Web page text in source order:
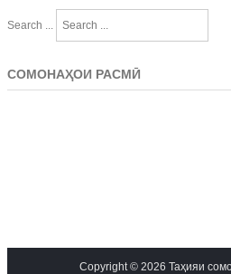
Search ...
СОМОНАҲОИ РАСМӢ
Copyright © 2026 Таҳияи